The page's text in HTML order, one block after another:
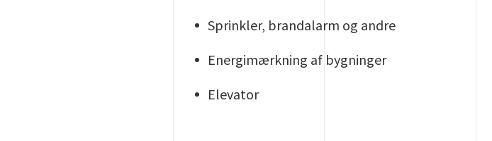
Sprinkler, brandalarm og andre
Energimærkning af bygninger
Elevator